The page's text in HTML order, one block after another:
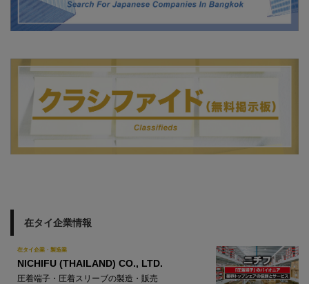
在タイ企業情報
在タイ企業・製造業
NICHIFU (THAILAND) CO., LTD.
圧着端子・圧着スリーブの製造・販売